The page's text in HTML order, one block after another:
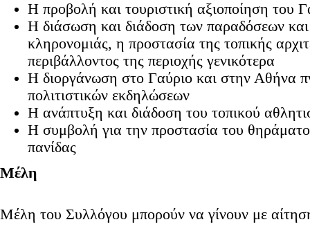
Η προβολή και τουριστική αξιοποίηση του
Η διάσωση και διάδοση των παραδόσεων και
κληρονομιάς, η προστασία της τοπικής
περιβάλλοντος της περιοχής γενικότερα
Η διοργάνωση στο Γαύριο και στην Αθήνα
πολιτιστικών εκδηλώσεων
Η ανάπτυξη και διάδοση του τοπικού
Η συμβολή για την προστασία του
πανίδας
Μέλη
Μέλη του Συλλόγου μπορούν να γίνουν με